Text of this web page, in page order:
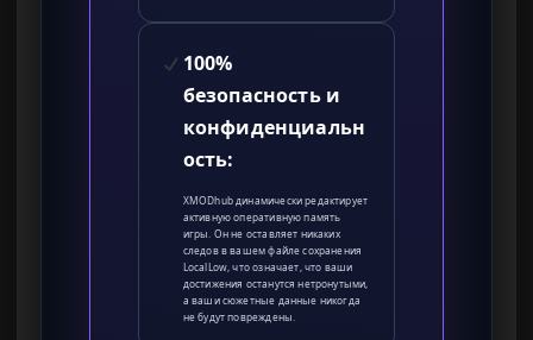
100%
безопасность и
конфиденциальн
ость:
XMODhub динамически редактирует
активную оперативную память
игры. Он не оставляет никаких
следов в вашем файле сохранения
LocalLow, что означает, что ваши
достижения останутся нетронутыми,
а ваши сюжетные данные никогда
не будут повреждены.